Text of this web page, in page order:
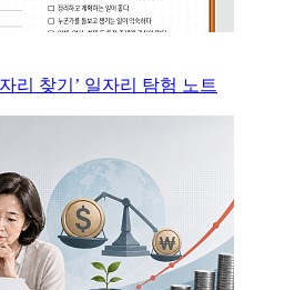
리 찾기’ 일자리 탐험 노트